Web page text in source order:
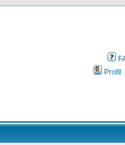
Profil